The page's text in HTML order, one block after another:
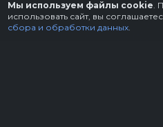
Мы используем файлы cookie .
использовать сайт, вы
сбора и обработки данных